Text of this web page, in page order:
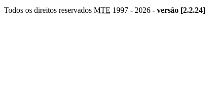
Todos os direitos reservados MTE 1997 - 2026 - versão [2.2.24]